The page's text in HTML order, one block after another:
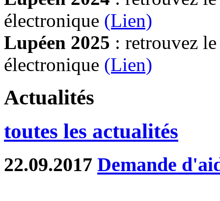
électronique (Lien)
Lupéen 2025 : retrouvez
électronique (Lien)
Actualités
toutes les actualités
22.09.2017 Demande